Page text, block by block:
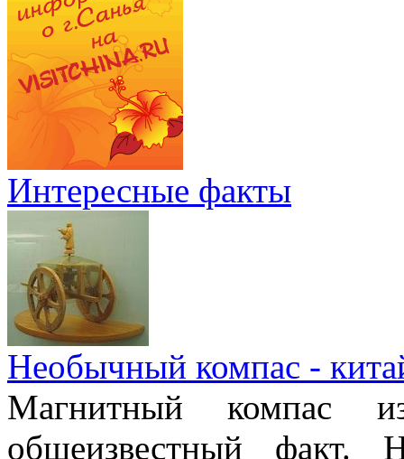
Интересные факты
Необычный компас -
Магнитный компас
общеизвестный факт.